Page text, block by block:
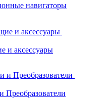
навигаторы
и аксессуары
и аксессуары
и Преобразователи
Преобразователи